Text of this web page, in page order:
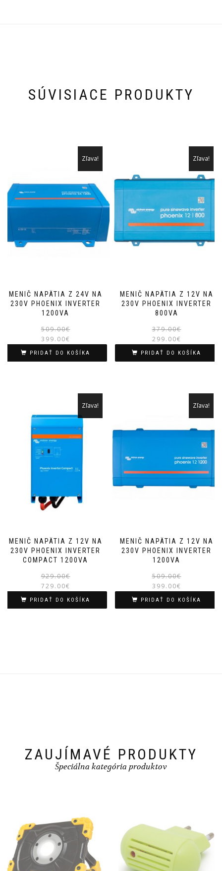
SÚVISIACE PRODUKTY
MENIČ NAPÄTIA Z 24V NA
230V PHOENIX INVERTER
1200VA
Zľava!
509.00€
509.00€.
399.00€
399.00€.
PRIDAŤ DO KOŠÍKA
MENIČ NAPÄTIA Z 12V NA
230V PHOENIX INVERTER
800VA
Zľava!
379.00€
299.00€
PRIDAŤ DO KOŠÍKA
MENIČ NAPÄTIA Z 12V NA
230V PHOENIX INVERTER
COMPACT 1200VA
Zľava!
929.00€
929.00€.
729.00€
729.00€.
PRIDAŤ DO KOŠÍKA
MENIČ NAPÄTIA Z 12V NA
230V PHOENIX INVERTER
1200VA
Zľava!
509.00€
399.00€
PRIDAŤ DO KOŠÍKA
ZAUJÍMAVÉ PRODUKTY
Špeciálna kategória produktov